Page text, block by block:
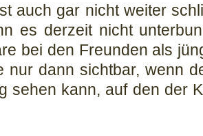
auch gar nicht weiter
es derzeit nicht
bei den Freunden als
nur dann sichtbar, wenn
sehen kann, auf den der